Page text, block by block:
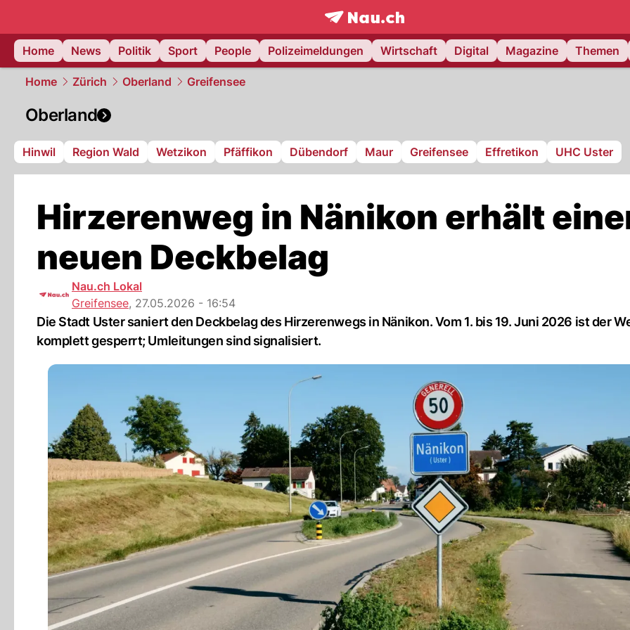
frontpage.NAU.ch
Home
News Politik Sport People Polizeimeldungen Wirtschaft Digital Magazine Themen
Home Zürich Oberland Greifensee
Oberland
Hinwil Region Wald Wetzikon Pfäffikon Dübendorf Maur Greifensee Effretikon UHC Uster
Hirzerenweg in Nänikon erhält
neuen Deckbelag
Nau.ch Lokal
Greifensee, 27.05.2026 - 16:54
Die Stadt Uster saniert den Deckbelag des Hirzerenwegs in Nänikon. Vom 1. bis 19. Juni 2026 ist der
komplett gesperrt; Umleitungen sind signalisiert.